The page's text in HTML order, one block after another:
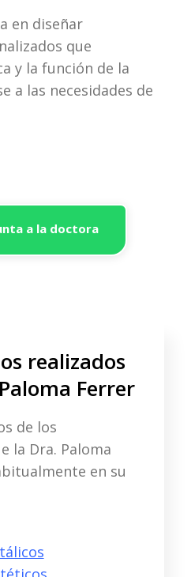
en diseñar
que
y la función de la
a las necesidades de
a la doctora
realizados
Ferrer
de los
la Dra. Paloma
en su